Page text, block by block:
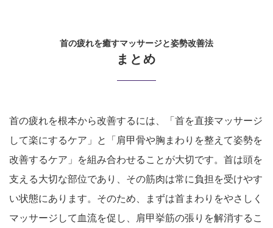
首の疲れを癒すマッサージと姿勢改善法
まとめ
首の疲れを根本から改善するには、「首を直接マッサージ
して楽にするケア」と「肩甲骨や胸まわりを整えて姿勢を
改善するケア」を組み合わせることが大切です。首は頭を
支える大切な部位であり、その筋肉は常に負担を受けやす
い状態にあります。そのため、まずは首まわりをやさしく
マッサージして血流を促し、肩甲挙筋の張りを解消するこ